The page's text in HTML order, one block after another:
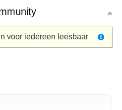
voor iedereen leesbaar